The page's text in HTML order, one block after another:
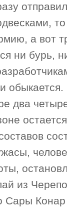
а вот
ни бурь,
два
из
Конар